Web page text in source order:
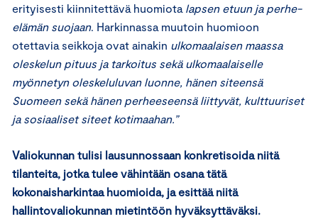
erityisesti kiinnitettävä huomiota lapsen etuun ja perhe-
elämän suojaan. Harkinnassa muutoin huomioon
otettavia seikkoja ovat ainakin ulkomaalaisen maassa
oleskelun pituus ja tarkoitus sekä ulkomaalaiselle
myönnetyn oleskeluluvan luonne, hänen siteensä
Suomeen sekä hänen perheeseensä liittyvät, kulttuuriset
ja sosiaaliset siteet kotimaahan.”
Valiokunnan tulisi lausunnossaan konkretisoida niitä
tilanteita, jotka tulee vähintään osana tätä
kokonaisharkintaa huomioida, ja esittää niitä
hallintovaliokunnan mietintöön hyväksyttäväksi.